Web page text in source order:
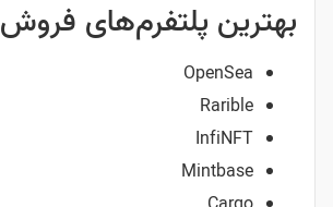
بهترین پلتفرم‌های فروش NFT
OpenSea
Rarible
InfiNFT
Mintbase